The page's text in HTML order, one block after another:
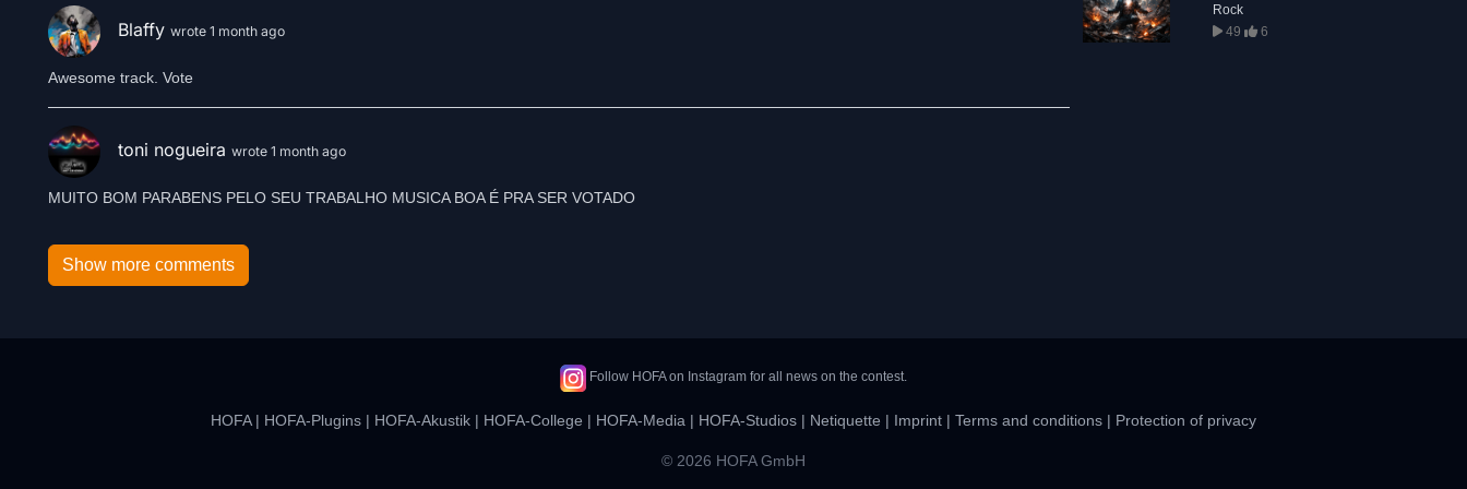
Blaffy wrote 1 month ago
Awesome track. Vote
toni nogueira wrote 1 month ago
Show more comments
Rock
49
6
Follow HOFA on Instagram for all news on the contest.
HOFA| HOFA-Plugins | HOFA-Akustik | HOFA-College | HOFA-Media | HOFA-Studios | Netiquette | Imprint | Terms and conditions | Protection of privacy
© 2026 HOFA GmbH